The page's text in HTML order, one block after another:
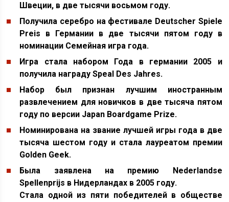
Швеции, в две тысячи восьмом году.
Получила серебро на фестивале Deutscher Spiele
Preis в Германии в две тысячи пятом году в
номинации Семейная игра года.
Игра стала набором Года в германии 2005 и
получила награду Speal Des Jahres.
Набор был признан лучшим иностранным
развлечением для новичков в две тысяча пятом
году по версии Japan Boardgame Prize.
Номинирована на звание лучшей игры года в две
тысяча шестом году и стала лауреатом премии
Golden Geek.
Была заявлена на премию Nederlandse
Spellenprijs в Нидерландах в 2005 году.
Стала одной из пяти победителей в обществе